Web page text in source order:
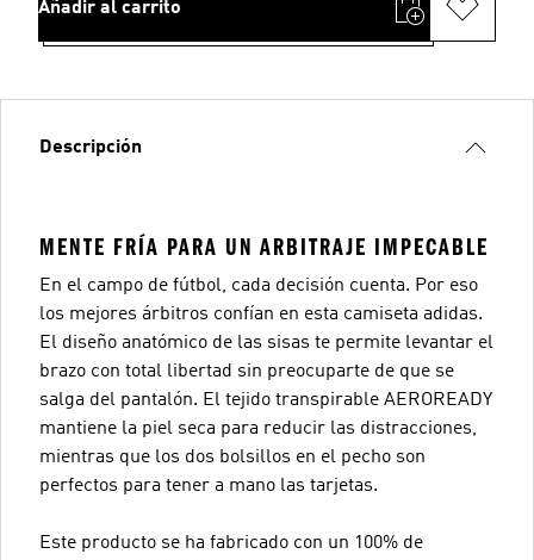
Añadir al carrito
Descripción
MENTE FRÍA PARA UN ARBITRAJE IMPECABLE
En el campo de fútbol, cada decisión cuenta. Por eso
los mejores árbitros confían en esta camiseta adidas.
El diseño anatómico de las sisas te permite levantar el
brazo con total libertad sin preocuparte de que se
salga del pantalón. El tejido transpirable AEROREADY
mantiene la piel seca para reducir las distracciones,
mientras que los dos bolsillos en el pecho son
perfectos para tener a mano las tarjetas.
Este producto se ha fabricado con un 100% de